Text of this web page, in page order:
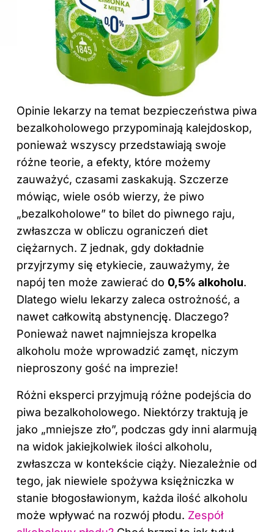
Opinie lekarzy na temat bezpieczeństwa piwa
bezalkoholowego przypominają kalejdoskop,
ponieważ wszyscy przedstawiają swoje
różne teorie, a efekty, które możemy
zauważyć, czasami zaskakują. Szczerze
mówiąc, wiele osób wierzy, że piwo
„bezalkoholowe” to bilet do piwnego raju,
zwłaszcza w obliczu ograniczeń diet
ciężarnych. Z jednak, gdy dokładnie
przyjrzymy się etykiecie, zauważymy, że
napój ten może zawierać do 0,5% alkoholu.
Dlatego wielu lekarzy zaleca ostrożność, a
nawet całkowitą abstynencję. Dlaczego?
Ponieważ nawet najmniejsza kropelka
alkoholu może wprowadzić zamęt, niczym
nieproszony gość na imprezie!
Różni eksperci przyjmują różne podejścia do
piwa bezalkoholowego. Niektórzy traktują je
jako „mniejsze zło”, podczas gdy inni alarmują
na widok jakiejkolwiek ilości alkoholu,
zwłaszcza w kontekście ciąży. Niezależnie od
tego, jak niewiele spożywa księżniczka w
stanie błogosławionym, każda ilość alkoholu
może wpływać na rozwój płodu. Zespół